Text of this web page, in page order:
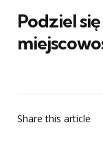
Podziel
Share this article